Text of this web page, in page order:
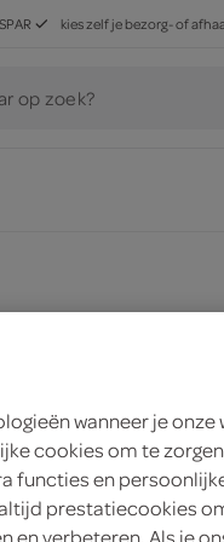
kies zelf je bezorg- of
op zoek?
wanneer je onze
cookies om te
functies en
prestatiecookies
en verbeteren. Als je